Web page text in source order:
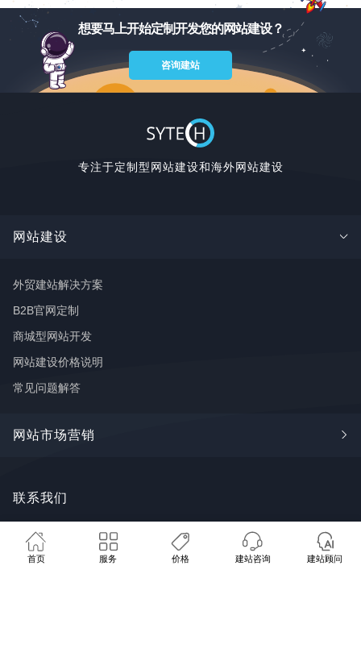
想要马上开始定制开发您的网站建设？
咨询建站
专注于定制型网站建设和海外网站建设
网站建设
外贸建站解决方案
B2B官网定制
商城型网站开发
网站建设价格说明
常见问题解答
网站市场营销
FaceBook推广
推广学堂
联系我们
广州市番禺区钟村街道长华创意谷18
栋8~9号
首页 服务 价格 建站咨询 建站顾问